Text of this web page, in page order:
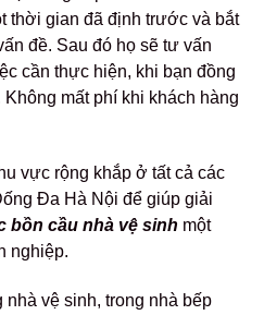
thời gian đã định trước và bắt
đề. Sau đó họ sẽ tư vấn
cần thực hiện, khi bạn đồng
mất phí khi khách hàng
vực rộng khắp ở tất cả các
Đa Hà Nội để giúp giải
bồn cầu nhà vệ sinh một
nghiệp.
nhà vệ sinh, trong nhà bếp